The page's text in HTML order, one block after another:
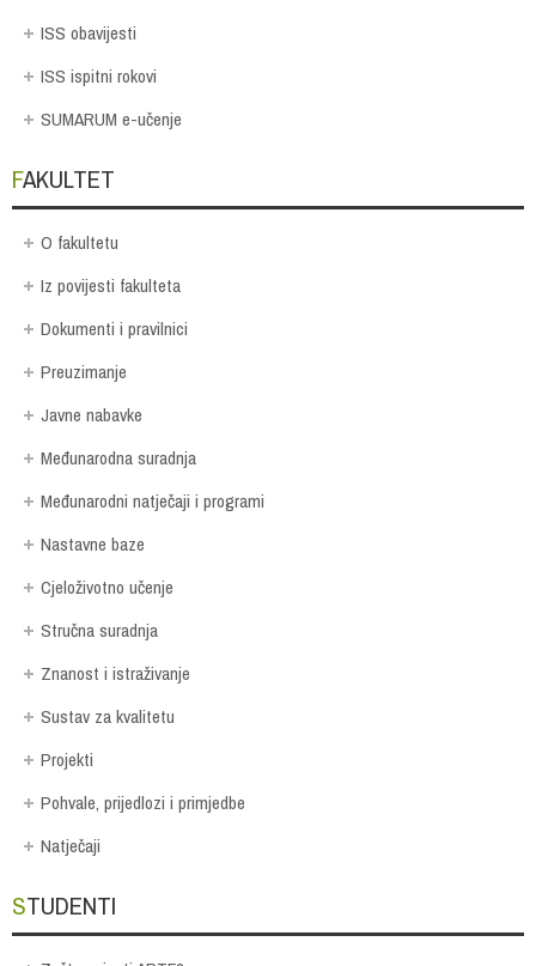
ISS obavijesti
ISS ispitni rokovi
SUMARUM e-učenje
FAKULTET
O fakultetu
Iz povijesti fakulteta
Dokumenti i pravilnici
Preuzimanje
Javne nabavke
Međunarodna suradnja
Međunarodni natječaji i programi
Nastavne baze
Cjeloživotno učenje
Stručna suradnja
Znanost i istraživanje
Sustav za kvalitetu
Projekti
Pohvale, prijedlozi i primjedbe
Natječaji
STUDENTI